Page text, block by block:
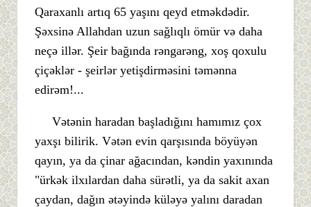
Qaraxanlı artıq 65 yaşını qeyd etməkdədir.
Şəxsinə Allahdan uzun sağlıqlı ömür və daha
neçə illər. Şeir bağında rəngarəng, xoş qoxulu
çiçəklər - şeirlər yetişdirməsini təmənna
edirəm!...
Vətənin haradan başladığını hamımız çox
yaxşı bilirik. Vətən evin qarşısında böyüyən
qayın, ya da çinar ağacından, kəndin yaxınında
"ürkək ilxılardan daha sürətli, ya da sakit axan
çaydan, dağın ətəyində küləyə yalını daradan